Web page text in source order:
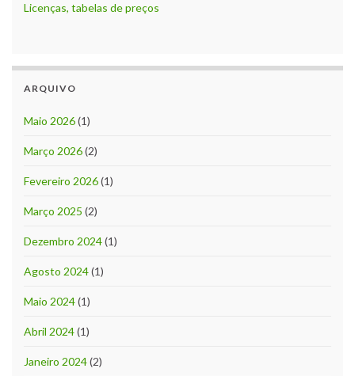
Licenças, tabelas de preços
ARQUIVO
Maio 2026(1)
Março 2026(2)
Fevereiro 2026(1)
Março 2025 (2)
Dezembro 2024(1)
Agosto 2024(1)
Maio 2024(1)
Abril 2024(1)
Janeiro 2024(2)